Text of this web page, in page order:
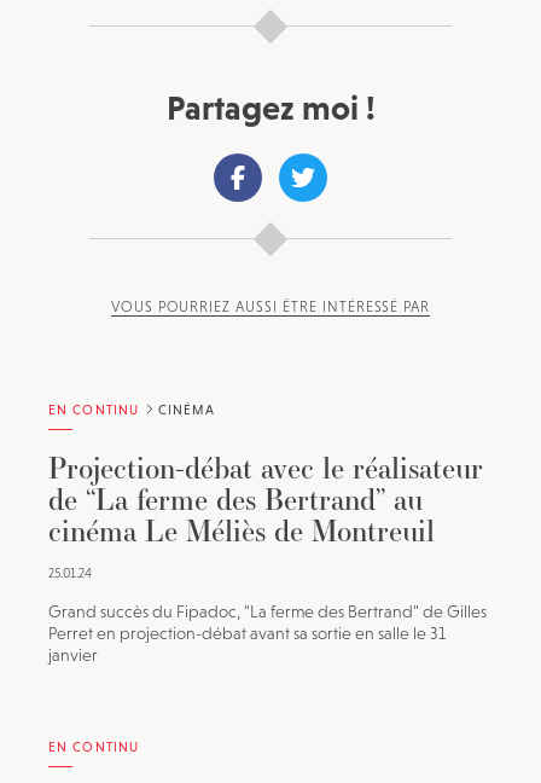
Partagez moi !
VOUS POURRIEZ AUSSI ÊTRE INTÉRESSÉ PAR
EN CONTINU CINÉMA
Projection-débat avec le réalisateur
de “La ferme des Bertrand” au
cinéma Le Méliès de Montreuil
25.01.24
Grand succès du Fipadoc, "La ferme des Bertrand" de Gilles
Perret en projection-débat avant sa sortie en salle le 31
janvier
EN CONTINU